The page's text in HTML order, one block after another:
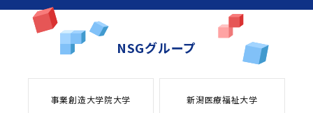
NSGグループ
事業創造大学院大学 新潟医療福祉大学